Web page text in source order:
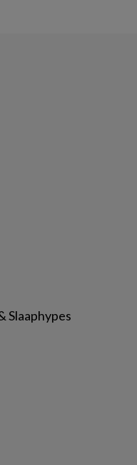
Slaaphypes